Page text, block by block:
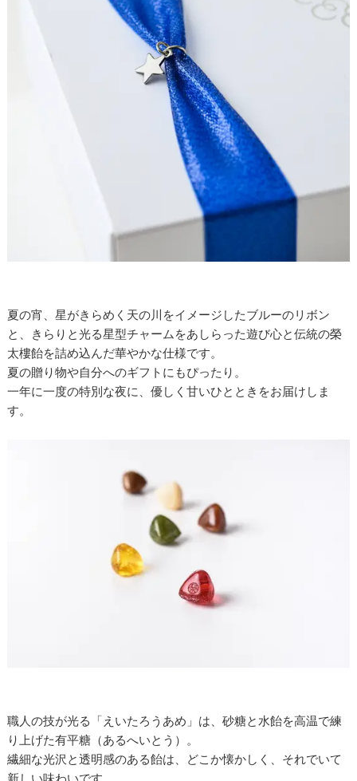
夏の宵、星がきらめく天の川をイメージしたブルーのリボン
と、きらりと光る星型チャームをあしらった遊び心と伝統の榮
太樓飴を詰め込んだ華やかな仕様です。
夏の贈り物や自分へのギフトにもぴったり。
一年に一度の特別な夜に、優しく甘いひとときをお届けしま
す。
職人の技が光る「えいたろうあめ」は、砂糖と水飴を高温で練
り上げた有平糖（あるへいとう）。
繊細な光沢と透明感のある飴は、どこか懐かしく、それでいて